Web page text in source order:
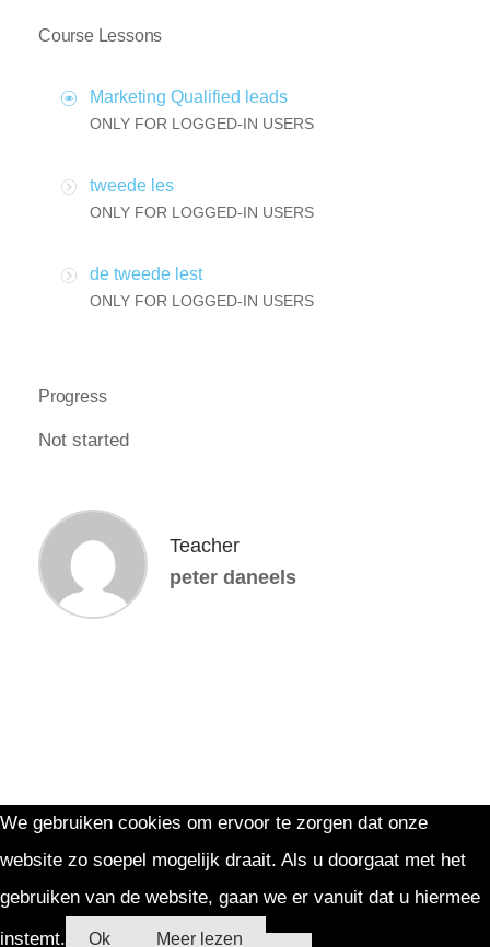
Course Lessons
Marketing Qualified leads
ONLY FOR LOGGED-IN USERS
tweede les
ONLY FOR LOGGED-IN USERS
de tweede lest
ONLY FOR LOGGED-IN USERS
Progress
Not started
Teacher
peter daneels
We gebruiken cookies om ervoor te zorgen dat onze
website zo soepel mogelijk draait. Als u doorgaat met het
gebruiken van de website, gaan we er vanuit dat u hiermee
instemt.
Ok Meer lezen